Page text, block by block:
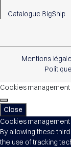
Catalogue BigShip
Mentions
Cookies
Close
Cookies
By allowing these
the use of tracking